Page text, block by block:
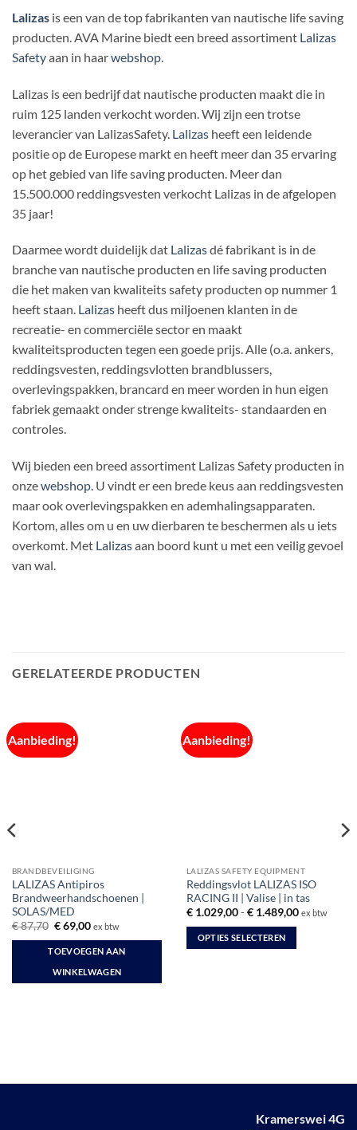
Lalizas is een van de top fabrikanten van nautische life saving
producten. AVA Marine biedt een breed assortiment Lalizas
Safetyaan in haarwebshop.
Lalizas is een bedrijf dat nautische producten maakt die in
ruim 125 landen verkocht worden. Wij zijn een trotse
leverancier van LalizasSafety. Lalizas heeft een leidende
positie op de Europese markt en heeft meer dan 35 ervaring
op het gebied van life saving producten. Meer dan
15.500.000 reddingsvesten verkocht Lalizas in de afgelopen
35 jaar!
Daarmee wordt duidelijk dat Lalizasdé fabrikant is in de
branche van nautische producten en life saving producten
die het maken van kwaliteits safety producten op nummer 1
heeft staan. Lalizas heeft dus miljoenen klanten in de
recreatie- en commerciële sector en maakt
kwaliteitsproducten tegen een goede prijs. Alle (o.a. ankers,
reddingsvesten, reddingsvlotten brandblussers,
overlevingspakken, brancard en meer worden in hun eigen
fabriek gemaakt onder strenge kwaliteits- standaarden en
controles.
Wij bieden een breed assortiment Lalizas Safety producten in
onzewebshop. U vindt er een brede keus aan reddingsvesten
maar ook overlevingspakken en ademhalingsapparaten.
Kortom, alles om u en uw dierbaren te beschermen als u iets
overkomt. Met Lalizasaan boord kunt u met een veilig gevoel
van wal.
GERELATEERDE PRODUCTEN
Aanbieding!
BRANDBEVEILIGING
LALIZAS Antipiros
Brandweerhandschoenen |
SOLAS/MED
€87,70 Oorspronkelijke
was:
€ 87,70.
€69,00Huidige
is:
€ 69,00.
ex btw
TOEVOEGEN AAN
WINKELWAGEN
Aanbieding!
LALIZAS SAFETY EQUIPMENT
Reddingsvlot LALIZAS ISO
RACING II | Valise | in tas
€1.029,00 - €1.489,00Prijsklasse:
ex btw
OPTIES SELECTEREN
Kramerswei 4G